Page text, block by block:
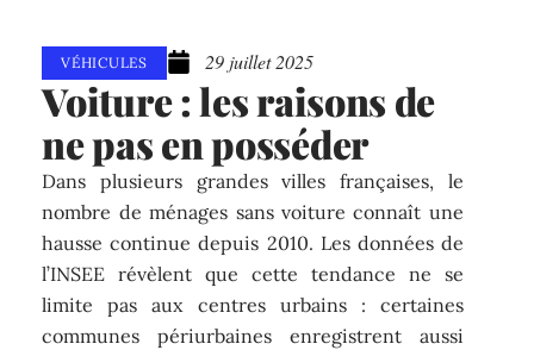
VÉHICULES 29 juillet 2025
Voiture : les raisons de
ne pas en posséder
Dans plusieurs grandes villes françaises, le
nombre de ménages sans voiture connaît une
hausse continue depuis 2010. Les données de
l’INSEE révèlent que cette tendance ne se
limite pas aux centres urbains : certaines
communes périurbaines enregistrent aussi